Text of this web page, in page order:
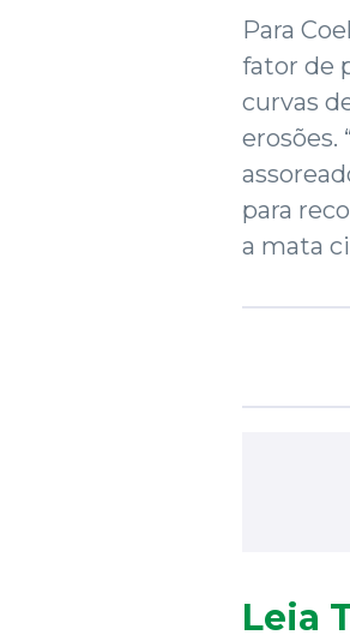
Para
fator de
curvas
erosões.
para
a mata
Leia